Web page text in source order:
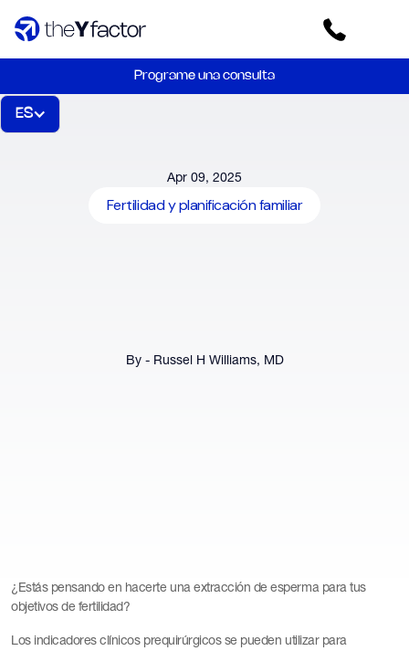
Programe una consulta
ES
Apr 09, 2025
Fertilidad y planificación familiar
By - Russel H Williams, MD
¿Estás pensando en hacerte una extracción de esperma para tus
objetivos de fertilidad?
Los indicadores clínicos prequirúrgicos se pueden utilizar para